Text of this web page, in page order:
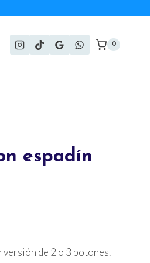
0
espadín
versión de 2 o 3 botones.